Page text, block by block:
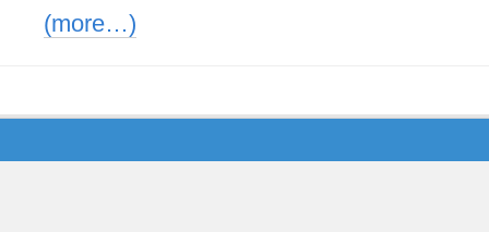
(more…)